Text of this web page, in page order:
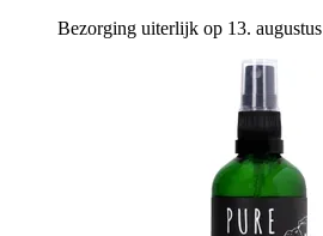
Bezorging uiterlijk op 13. augustus